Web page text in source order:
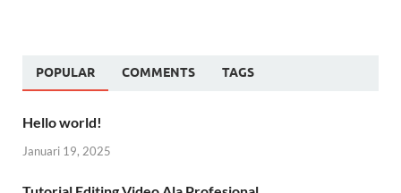
POPULAR COMMENTS TAGS
Hello world!
Januari 19, 2025